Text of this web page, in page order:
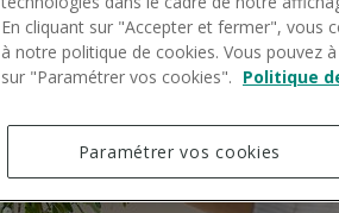
En cliquant sur "Accepter et fermer", vous
à notre politique de cookies. Vous pouvez
sur "Paramétrer vos cookies". Politique
Paramétrer vos cookies